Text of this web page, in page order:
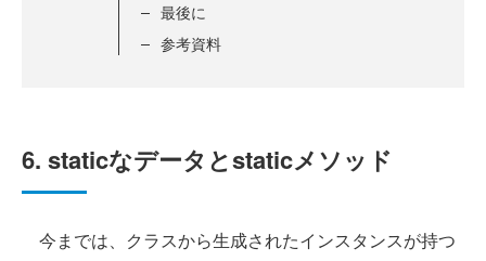
最後に
参考資料
6. staticなデータとstaticメソッド
今までは、クラスから生成されたインスタンスが持つ